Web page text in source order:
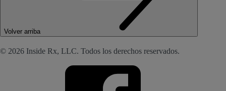
Volver arriba
© 2026 Inside Rx, LLC. Todos los derechos reservados.